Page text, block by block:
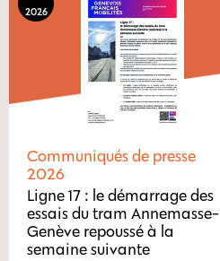
2026
Communiqués de presse
2026
Ligne 17 : le démarrage des
essais du tram Annemasse-
Genève repoussé à la
semaine suivante